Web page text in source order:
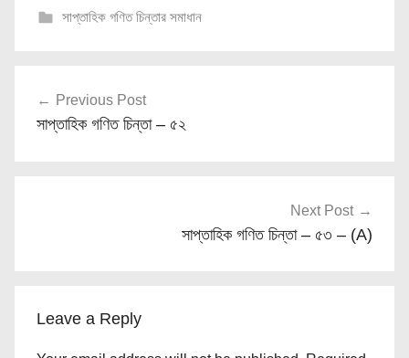
সাপ্তাহিক গণিত চিন্তার সমাধান
navigation
Previous Post
সাপ্তাহিক গণিত চিন্তা – ৫২
Next Post
সাপ্তাহিক গণিত চিন্তা – ৫৩ – (A)
Leave a Reply